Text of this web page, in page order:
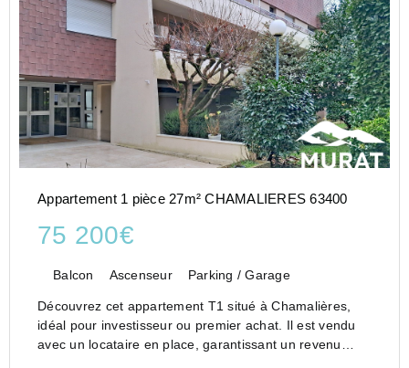
Appartement 1 pièce 27m² CHAMALIERES 63400
75 200€
Balcon Ascenseur Parking / Garage
Découvrez cet appartement T1 situé à Chamalières,
idéal pour investisseur ou premier achat. Il est vendu
avec un locataire en place, garantissant un revenu